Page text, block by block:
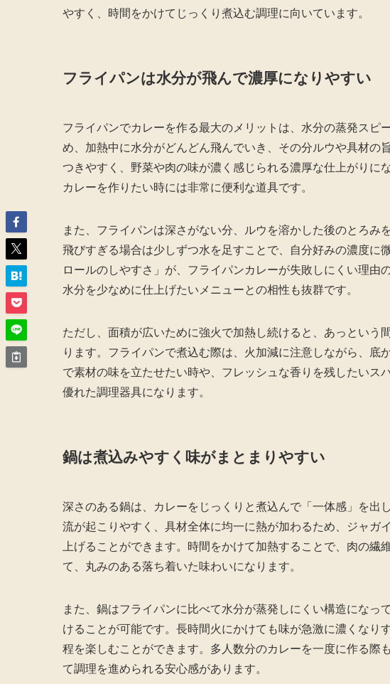
やすく、時間をかけてじっくり煮込む調理に向いています。
フライパンは水分が飛んで濃厚になりやすい
フライパンでカレーを作る最大のメリットは、水分の蒸発スピ
め、加熱中に水分がどんどん飛んでいき、その分ルウや具材の
つきやすく、野菜や肉の味が濃く感じられる濃厚な仕上がりに
カレーを作りたい時には非常に便利な道具です。
また、フライパンは深さがない分、ルウを溶かした後のとろみ
飛びすぎる場合は少しずつ水を足すことで、自分好みの濃度に
ロールのしやすさ」が、フライパンカレーが失敗しにくい理由
水分を少なめに仕上げたいメニューとの相性も抜群です。
ただし、面積が広いために強火で加熱し続けると、あっという
ります。フライパンで煮込む際は、火加減に注意しながら、底
で素材の味を立たせたい時や、フレッシュな香りを残したいス
優れた調理器具になります。
鍋は煮込みやすく味がまとまりやすい
深さのある鍋は、カレーをじっくりと煮込んで「一体感」を出
流が起こりやすく、具材全体に均一に熱が加わるため、ジャガ
上げることができます。時間をかけて加熱することで、肉の
て、丸みのある落ち着いた味わいになります。
また、鍋はフライパンに比べて水分が蒸発しにくい構造になっ
けることが可能です。長時間火にかけても味が急激に濃くなり
程を楽しむことができます。多人数分のカレーを一度に作る際
て調理を進められる安心感があります。